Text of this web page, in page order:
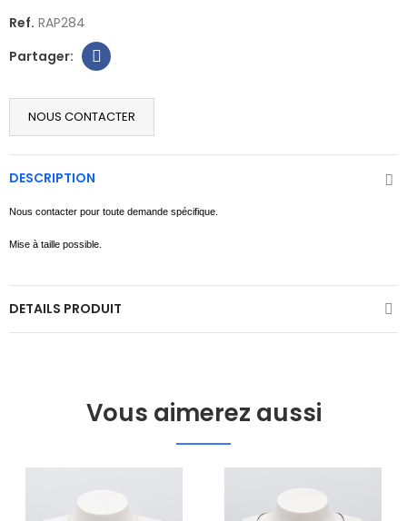
Ref. RAP284
NOUS CONTACTER
DESCRIPTION
Nous contacter pour toute demande spécifique.
Mise à taille possible.
DETAILS PRODUIT
Vous aimerez aussi